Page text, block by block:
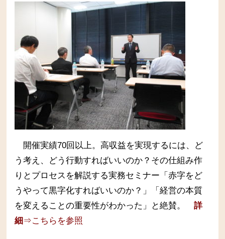
開催実績70回以上。高収益を実現するには、ど
う考え、どう行動すればいいのか？その仕組み作
りとプロセスを解説する実務セミナー 「赤字をど
うやって黒字化すればいいのか？」「経営の本質
を変えることの重要性がわかった」と絶賛。
詳
細⇒こちらを参照